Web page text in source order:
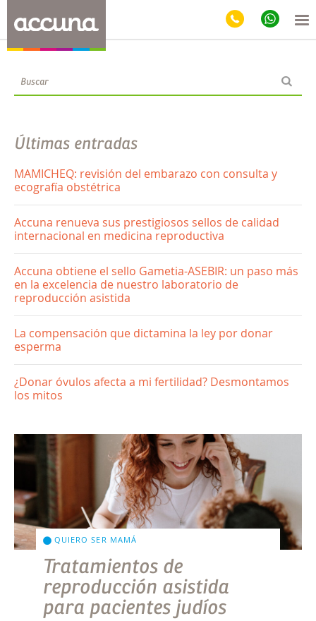
Blog
Últimas entradas
MAMICHEQ: revisión del embarazo con consulta y
ecografía obstétrica
Accuna renueva sus prestigiosos sellos de calidad
internacional en medicina reproductiva
Accuna obtiene el sello Gametia-ASEBIR: un paso más
en la excelencia de nuestro laboratorio de
reproducción asistida
La compensación que dictamina la ley por donar
esperma
¿Donar óvulos afecta a mi fertilidad? Desmontamos
los mitos
QUIERO SER MAMÁ
Tratamientos de
reproducción asistida
para pacientes judíos